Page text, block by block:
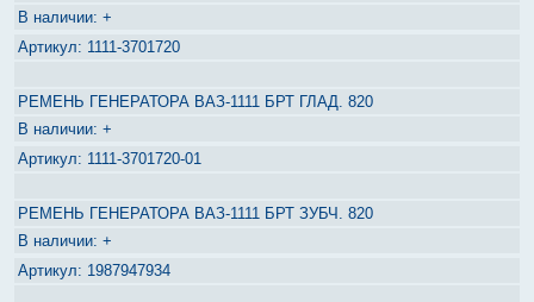
+
1111-3701720
РЕМЕНЬ ГЕНЕРАТОРА ВАЗ-1111 БРТ ГЛАД. 820
+
1111-3701720-01
РЕМЕНЬ ГЕНЕРАТОРА ВАЗ-1111 БРТ ЗУБЧ. 820
+
1987947934